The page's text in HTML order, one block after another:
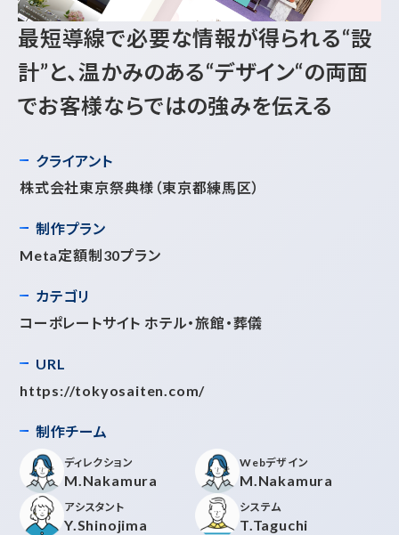
最短導線で必要な情報が得られる“設
計”と、温かみのある“デザイン“の両面
でお客様ならではの強みを伝える
クライアント
株式会社東京祭典様 （東京都練馬区）
制作プラン
Meta定額制30プラン
カテゴリ
コーポレートサイト ホテル・旅館・葬儀
URL
https://tokyosaiten.com/
制作チーム
ディレクション
M.Nakamura
Webデザイン
M.Nakamura
アシスタント
Y.Shinojima
システム
T.Taguchi